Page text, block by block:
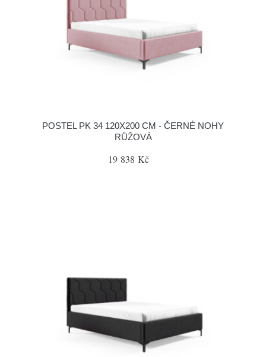
POSTEL PK 34 120X200 CM - ČERNÉ NOHY
RŮŽOVÁ
19 838 Kč